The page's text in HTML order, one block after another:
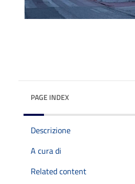
PAGE INDEX
Descrizione
A cura di
Related content